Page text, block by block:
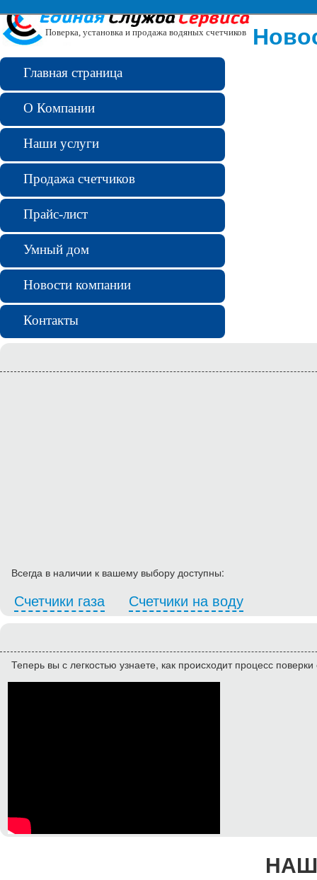
Поверка, установка и продажа водяных счетчиков
Главная страница
О Компании
Наши услуги
Продажа счетчиков
Прайс-лист
Умный дом
Новости компании
Контакты
Всегда в наличии к вашему выбору доступны:
Счетчики газа Счетчики на воду
Теперь вы с легкостью узнаете, как происходит процесс поверки